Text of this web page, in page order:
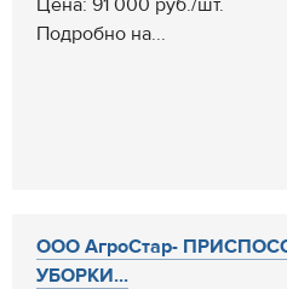
Цена: 91 000 руб./шт.
Подробно на...
ООО АгроСтар-
УБОРКИ...